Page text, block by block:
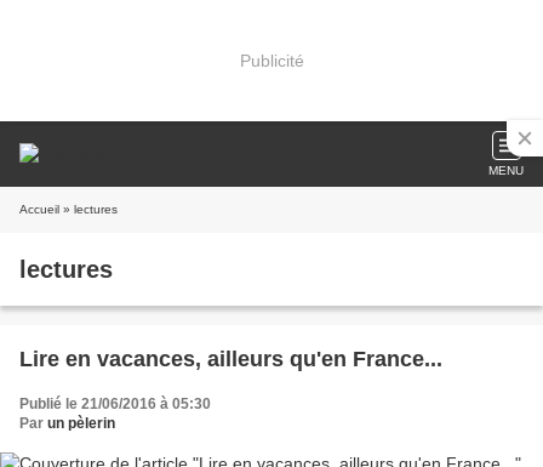
Publicité
MENU
Accueil » lectures
lectures
Lire en vacances, ailleurs qu'en France...
Publié le 21/06/2016 à 05:30
Par un pèlerin